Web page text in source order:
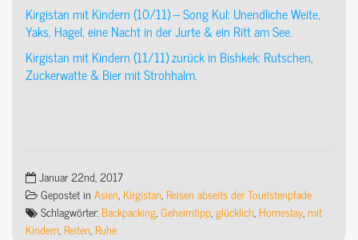
Kirgistan mit Kindern (10/11) – Song Kul: Unendliche Weite,
Yaks, Hagel, eine Nacht in der Jurte & ein Ritt am See.
Kirgistan mit Kindern (11/11) zurück in Bishkek: Rutschen,
Zuckerwatte & Bier mit Strohhalm.
Januar 22nd, 2017
Gepostet in Asien, Kirgistan, Reisen abseits der Touristenpfade
Schlagwörter: Backpacking,Geheimtipp,glücklich, Homestay,mit
Kindern, Reiten, Ruhe